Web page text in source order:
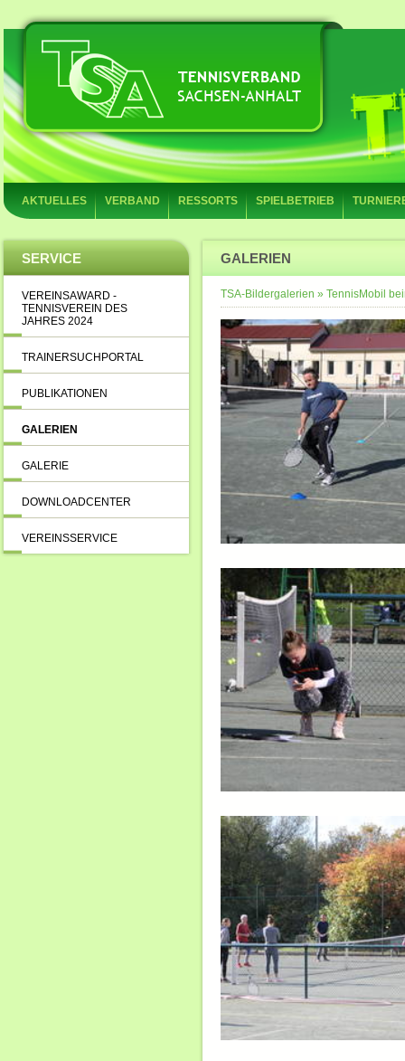
AKTUELLES VERBAND RESSORTS SPIELBETRIEB
SERVICE
VEREINSAWARD -
TENNISVEREIN DES
JAHRES 2024
TRAINERSUCHPORTAL
PUBLIKATIONEN
GALERIEN
GALERIE
DOWNLOADCENTER
VEREINSSERVICE
GALERIEN
TSA-Bildergalerien » TennisMobil